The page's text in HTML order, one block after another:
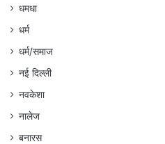
धमधा
धर्म
धर्म/समाज
नई दिल्ली
नवकेशा
नालेज
बनारस